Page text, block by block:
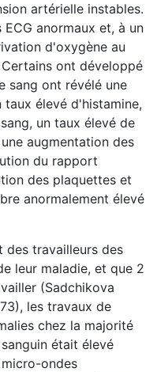
artérielle instables.
anormaux et, à un
d'oxygène au
ont développé
sang ont révélé une
élevé d'histamine,
un taux élevé de
augmentation des
du rapport
des plaquettes et
anormalement élevé
des travailleurs des
leur maladie, et que 2
(Sadchikova
les travaux de
chez la majorité
était élevé
ondes